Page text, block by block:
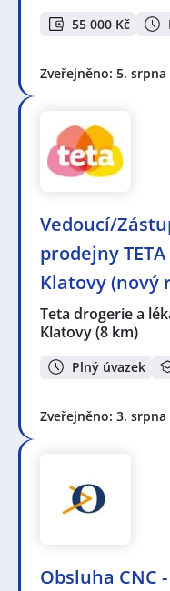
55 000 Kč
Zveřejněno: 5. srpna
Vedoucí/
prodejny
Klatovy (nový
Teta drogerie a
Klatovy(8 km)
Plný úvazek
Zveřejněno: 3. srpna
Obsluha CNC